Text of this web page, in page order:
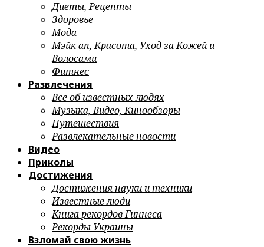
Диеты, Рецепты
Здоровье
Мода
Мэйк ап, Красота, Уход за Кожей и
Волосами
Фитнес
Развлечения
Все об известных людях
Музыка, Видео, Кинообзоры
Путешествия
Развлекательные новости
Видео
Приколы
Достижения
Достижения науки и техники
Известные люди
Книга рекордов Гиннеса
Рекорды Украины
Взломай свою жизнь